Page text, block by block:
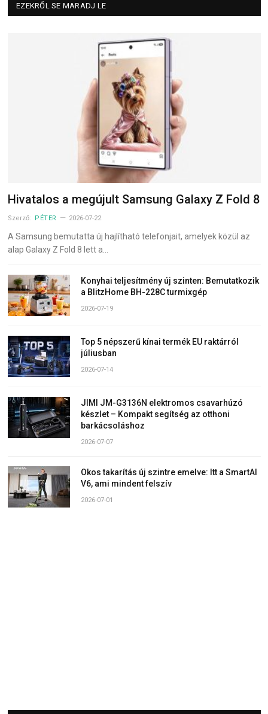
EZEKRŐL SE MARADJ LE
Hivatalos a megújult Samsung Galaxy Z Fold 8
Szerző: PÉTER 2026-07-22
A Samsung bemutatta új hajlítható telefonjait, amelyek közül az
alap Galaxy Z Fold 8 lett a…
Konyhai teljesítmény új szinten: Bemutatkozik
a BlitzHome BH-228C turmixgép
2026-07-19
Top 5 népszerű kínai termék EU raktárról
júliusban
2026-07-14
JIMI JM-G3136N elektromos csavarhúzó
készlet – Kompakt segítség az otthoni
barkácsoláshoz
2026-07-07
Okos takarítás új szintre emelve: Itt a SmartAI
V6, ami mindent felszív
2026-07-01